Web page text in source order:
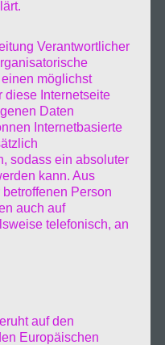
Verantwortlicher
möglichst
diese Internetseite
Daten
Internetbasierte
sodass ein absoluter
kann. Aus
Person
auch auf
telefonisch, an
auf den
Europäischen